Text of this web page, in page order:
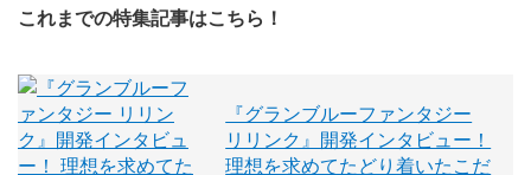
これまでの特集記事はこちら！
『グランブルーファンタジー
リリンク』開発インタビュー！
理想を求めてたどり着いたこだ